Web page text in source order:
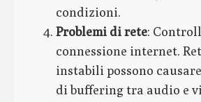
condizioni.
Problemi di rete:
connessione internet.
instabili possono
di buffering tra audio e